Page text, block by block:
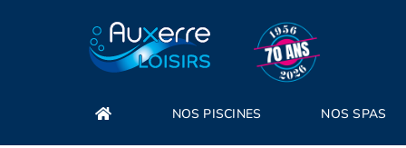
NOS PISCINES NOS SPAS